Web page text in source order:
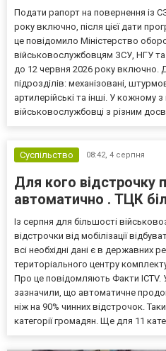
Подати рапорт на повернення із
року включно, після цієї дати
це повідомило Міністерство
військовослужбовцям ЗСУ, НГУ
до 12 червня 2026 року включно.
підрозділів: механізовані,
артилерійські та інші. У кожному з
військовослужбовці з різним
Суспільство 08:42, 4 серпня
Для кого відстрочку
автоматично . ТЦК
Із серпня для більшості
відстрочки від мобілізації
всі необхідні дані є в державних
територіального центру
Про це повідомляють Факти ICTV.
зазначили, що автоматичне
ніж на 90% чинних відстрочок.
категорії громадян. Ще для 11